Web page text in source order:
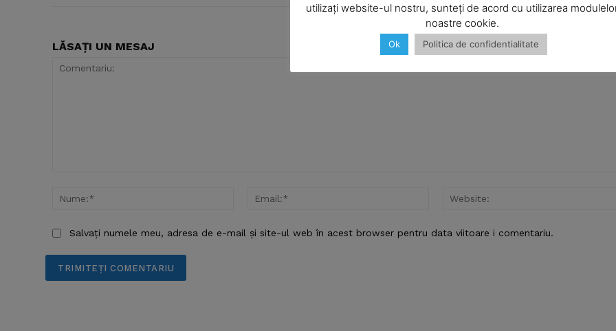
LĂSAȚI UN MESAJ
Nume:*
Email:*
Salvați numele meu, adresa de e-mail și site-ul web în acest browser pentru data viitoare i comentariu.
utilizați website-ul nostru, sunteți de acord cu utilizarea
noastre cookie.
Ok Politica de confidentialitate